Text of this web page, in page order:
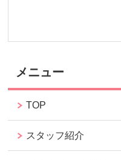
メニュー
TOP
スタッフ紹介